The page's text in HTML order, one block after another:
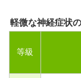
軽微な神経症状
等級